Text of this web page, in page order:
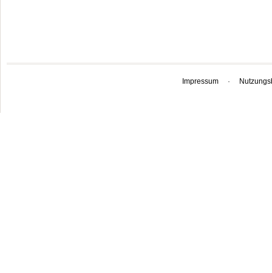
Impressum ·